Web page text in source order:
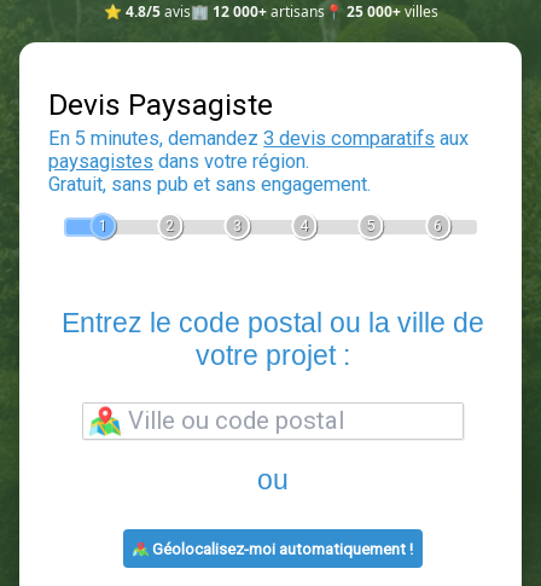
⭐ 4.8/5avis🏢 12 000+artisans📍 25 000+villes
Devis Paysagiste
En 5 minutes, demandez3 devis comparatifs
votre projet :